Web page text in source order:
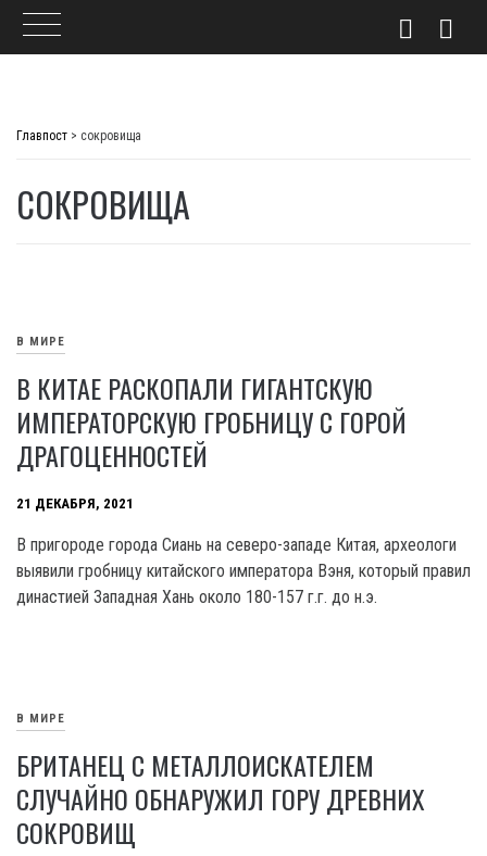
Главпост > сокровища
СОКРОВИЩА
В МИРЕ
В КИТАЕ РАСКОПАЛИ ГИГАНТСКУЮ
ИМПЕРАТОРСКУЮ ГРОБНИЦУ С ГОРОЙ
ДРАГОЦЕННОСТЕЙ
21 ДЕКАБРЯ, 2021
В пригороде города Сиань на северо-западе Китая, археологи
выявили гробницу китайского императора Вэня, который правил
династией Западная Хань около 180-157 г.г. до н.э.
В МИРЕ
БРИТАНЕЦ С МЕТАЛЛОИСКАТЕЛЕМ
СЛУЧАЙНО ОБНАРУЖИЛ ГОРУ ДРЕВНИХ
СОКРОВИЩ